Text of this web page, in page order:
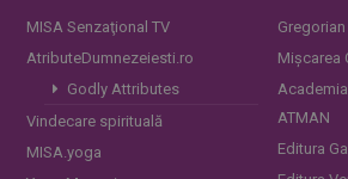
MISA Senzaţional TV
AtributeDumnezeiesti.ro
Godly Attributes
Vindecare spirituală
MISA.yoga
Mișcarea
ATMAN
Editura